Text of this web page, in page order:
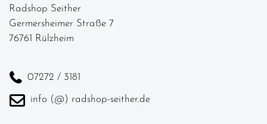
Radshop Seither
Germersheimer Straße 7
76761 Rülzheim
07272 / 3181
info (@) radshop-seither.de